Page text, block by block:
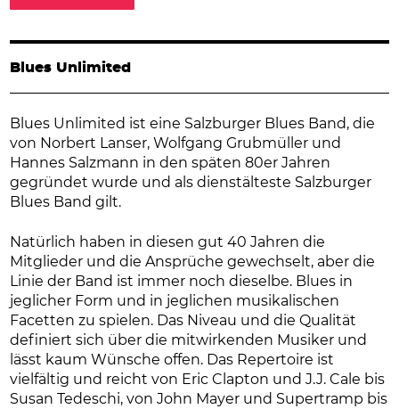
Blues Unlimited
Blues Unlimited ist eine Salzburger Blues Band, die
von Norbert Lanser, Wolfgang Grubmüller und
Hannes Salzmann in den späten 80er Jahren
gegründet wurde und als dienstälteste Salzburger
Blues Band gilt.
Natürlich haben in diesen gut 40 Jahren die
Mitglieder und die Ansprüche gewechselt, aber die
Linie der Band ist immer noch dieselbe. Blues in
jeglicher Form und in jeglichen musikalischen
Facetten zu spielen. Das Niveau und die Qualität
definiert sich über die mitwirkenden Musiker und
lässt kaum Wünsche offen. Das Repertoire ist
vielfältig und reicht von Eric Clapton und J.J. Cale bis
Susan Tedeschi, von John Mayer und Supertramp bis